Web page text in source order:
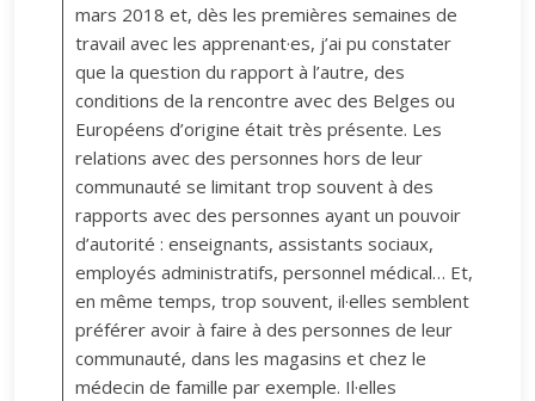
mars 2018 et, dès les premières semaines de
travail avec les apprenant·es, j’ai pu constater
que la question du rapport à l’autre, des
conditions de la rencontre avec des Belges ou
Européens d’origine était très présente. Les
relations avec des personnes hors de leur
communauté se limitant trop souvent à des
rapports avec des personnes ayant un pouvoir
d’autorité : enseignants, assistants sociaux,
employés administratifs, personnel médical… Et,
en même temps, trop souvent, il·elles semblent
préférer avoir à faire à des personnes de leur
communauté, dans les magasins et chez le
médecin de famille par exemple. Il·elles